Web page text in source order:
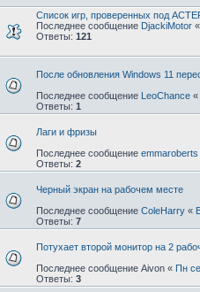
Список игр, проверенных под
Последнее сообщение DjackiMotor «
Ответы: 121
После обновления Windows 11
Последнее сообщение LeoChance «
Ответы: 1
Лаги и фризы
Последнее сообщение emmaroberts
Ответы: 2
Черный экран на рабочем месте
Последнее сообщение ColeHarry «
Ответы: 7
Потухает второй монитор на 2
Последнее сообщение Aivon « Пн
Ответы: 3